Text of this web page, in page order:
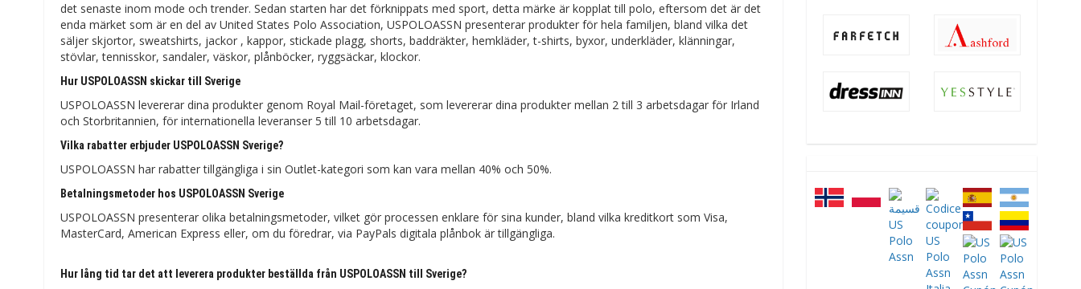
det senaste inom mode och trender. Sedan starten har det förknippats med sport, detta märke är kopplat till polo, eftersom det är det
enda märket som är en del av United States Polo Association, USPOLOASSN presenterar produkter för hela familjen, bland vilka det
säljer skjortor, sweatshirts, jackor , kappor, stickade plagg, shorts, baddräkter, hemkläder, t-shirts, byxor, underkläder, klänningar,
stövlar, tennisskor, sandaler, väskor, plånböcker, ryggsäckar, klockor.
Hur USPOLOASSN skickar till Sverige
USPOLOASSN levererar dina produkter genom Royal Mail-företaget, som levererar dina produkter mellan 2 till 3 arbetsdagar för Irland
och Storbritannien, för internationella leveranser 5 till 10 arbetsdagar.
Vilka rabatter erbjuder USPOLOASSN Sverige?
USPOLOASSN har rabatter tillgängliga i sin Outlet-kategori som kan vara mellan 40% och 50%.
Betalningsmetoder hos USPOLOASSN Sverige
USPOLOASSN presenterar olika betalningsmetoder, vilket gör processen enklare för sina kunder, bland vilka kreditkort som Visa,
MasterCard, American Express eller, om du föredrar, via PayPals digitala plånbok är tillgängliga.
Hur lång tid tar det att leverera produkter beställda från USPOLOASSN till Sverige?